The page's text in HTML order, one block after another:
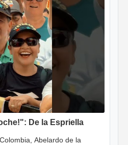
De la Espriella
Abelardo de la